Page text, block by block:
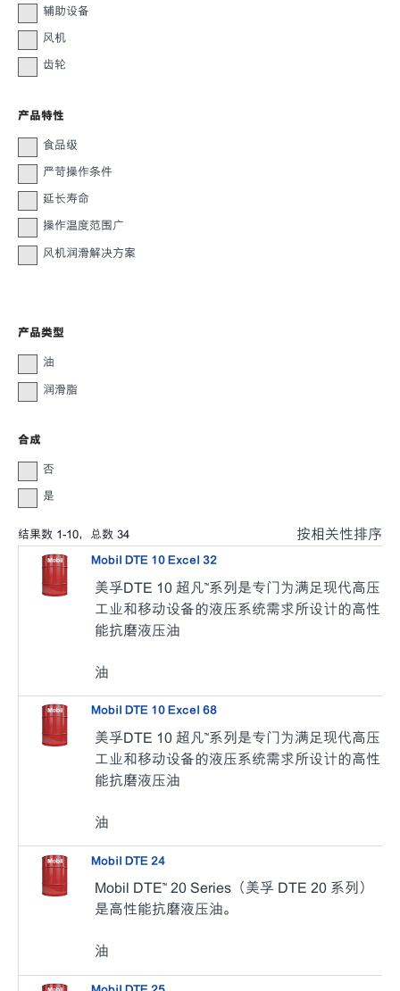
辅助设备
风机
齿轮
产品特性
食品级
严苛操作条件
延长寿命
操作温度范围广
风机润滑解决方案
产品类型
油
润滑脂
合成
否
是
结果数 1-10，总数 34 按相关性排序
Mobil DTE 10 Excel 32
美孚DTE 10 超凡™系列是专门为满足现代高压
工业和移动设备的液压系统需求所设计的高性
能抗磨液压油
油
Mobil DTE 10 Excel 68
美孚DTE 10 超凡™系列是专门为满足现代高压
工业和移动设备的液压系统需求所设计的高性
能抗磨液压油
油
Mobil DTE 24
Mobil DTE™ 20 Series（美孚 DTE 20 系列）
是高性能抗磨液压油。
油